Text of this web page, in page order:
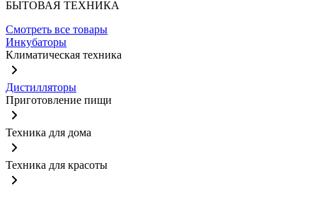
БЫТОВАЯ ТЕХНИКА
Смотреть все товары
Инкубаторы
Климатическая техника
Дистилляторы
Приготовление пищи
Техника для дома
Техника для красоты